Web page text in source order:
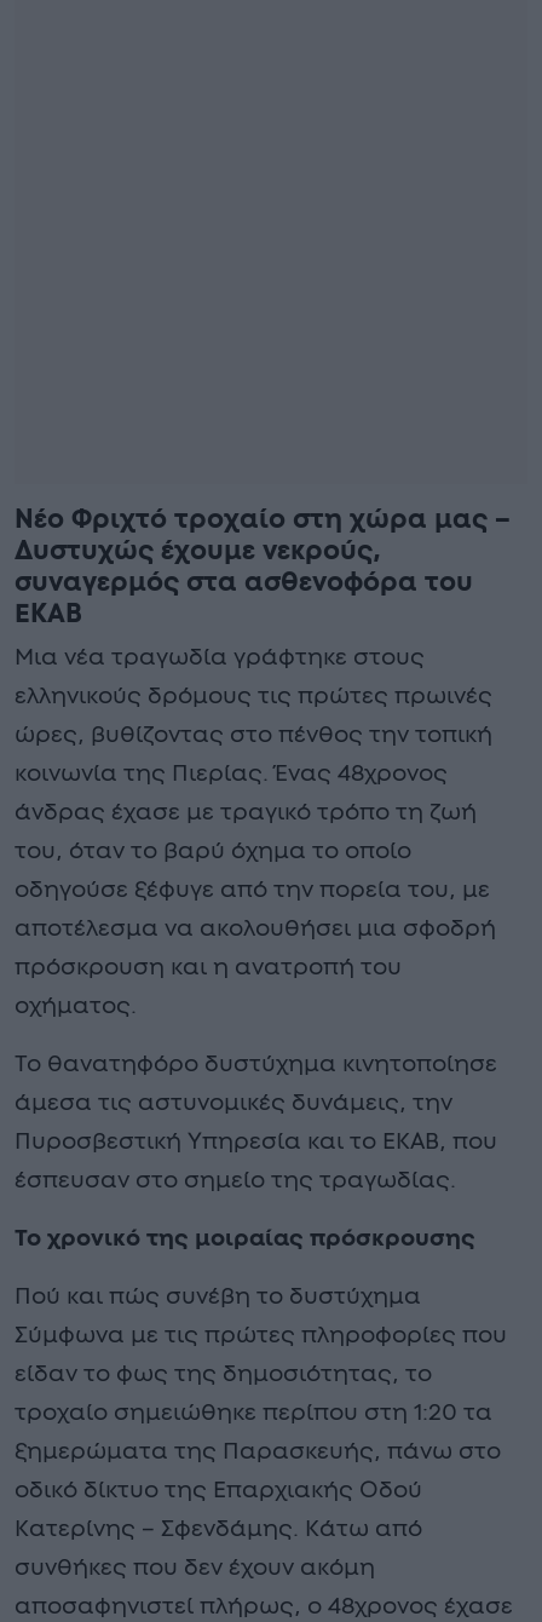
Νέο Φριχτό τροχαίο στη χώρα μας –
Δυστυχώς έχουμε νεκρούς,
συναγερμός στα ασθενοφόρα του
ΕΚΑΒ
Μια νέα τραγωδία γράφτηκε στους
ελληνικούς δρόμους τις πρώτες πρωινές
ώρες, βυθίζοντας στο πένθος την τοπική
κοινωνία της Πιερίας. Ένας 48χρονος
άνδρας έχασε με τραγικό τρόπο τη ζωή
του, όταν το βαρύ όχημα το οποίο
οδηγούσε ξέφυγε από την πορεία του, με
αποτέλεσμα να ακολουθήσει μια σφοδρή
πρόσκρουση και η ανατροπή του
οχήματος.
Το θανατηφόρο δυστύχημα κινητοποίησε
άμεσα τις αστυνομικές δυνάμεις, την
Πυροσβεστική Υπηρεσία και το ΕΚΑΒ, που
έσπευσαν στο σημείο της τραγωδίας.
Το χρονικό της μοιραίας πρόσκρουσης
Πού και πώς συνέβη το δυστύχημα
Σύμφωνα με τις πρώτες πληροφορίες που
είδαν το φως της δημοσιότητας, το
τροχαίο σημειώθηκε περίπου στη 1:20 τα
ξημερώματα της Παρασκευής, πάνω στο
οδικό δίκτυο της Επαρχιακής Οδού
Κατερίνης – Σφενδάμης. Κάτω από
συνθήκες που δεν έχουν ακόμη
αποσαφηνιστεί πλήρως, ο 48χρονος έχασε